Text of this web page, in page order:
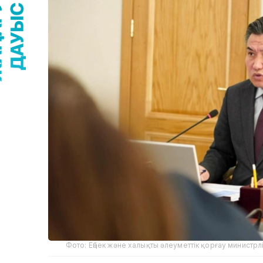
Фото: Еңбек және халықты әлеуметтік қорғау